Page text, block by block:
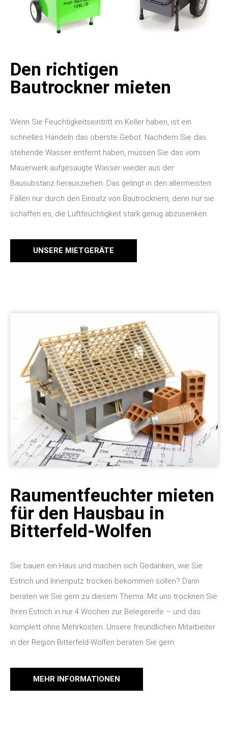
Den richtigen
Bautrockner mieten
Wenn Sie Feuchtigkeitseintritt im Keller haben, ist ein
schnelles Handeln das oberste Gebot. Nachdem Sie das
stehende Wasser entfernt haben, müssen Sie das vom
Mauerwerk aufgesaugte Wasser wieder aus der
Bausubstanz herausziehen. Das gelingt in den allermeisten
Fällen nur durch den Einsatz von Bautrocknern, denn nur sie
schaffen es, die Luftfeuchtigkeit stark genug abzusenken.
UNSERE MIETGERÄTE
Raumentfeuchter mieten
für den Hausbau in
Bitterfeld-Wolfen
Sie bauen ein Haus und machen sich Gedanken, wie Sie
Estrich und Innenputz trocken bekommen sollen? Dann
beraten wir Sie gern zu diesem Thema. Mit uns trocknen Sie
Ihren Estrich in nur 4 Wochen zur Belegereife – und das
komplett ohne Mehrkosten. Unsere freundlichen Mitarbeiter
in der Region Bitterfeld-Wolfen beraten Sie gern.
MEHR INFORMATIONEN